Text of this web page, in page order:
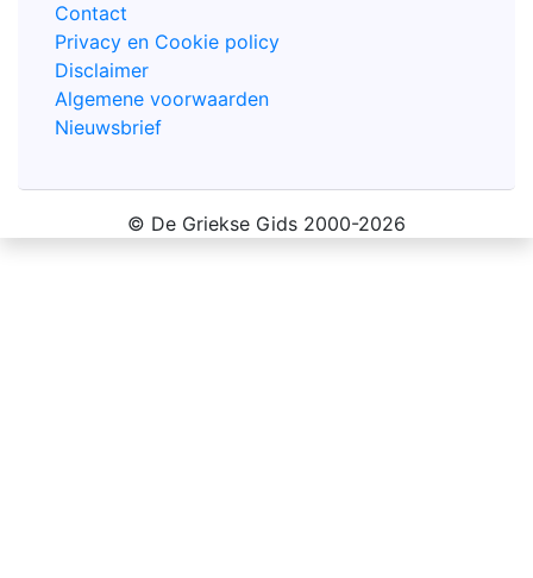
Contact
Privacy en Cookie policy
Disclaimer
Algemene voorwaarden
Nieuwsbrief
© De Griekse Gids 2000-2026